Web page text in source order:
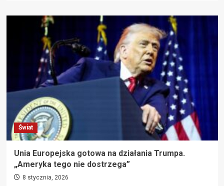
o
centrum
logistyczne.
Ujawniono,
ilu
pracowników
zwolnionych
–
liczba
szokuje
Świat
Unia Europejska gotowa na działania Trumpa.
„Ameryka tego nie dostrzega”
8 stycznia, 2026